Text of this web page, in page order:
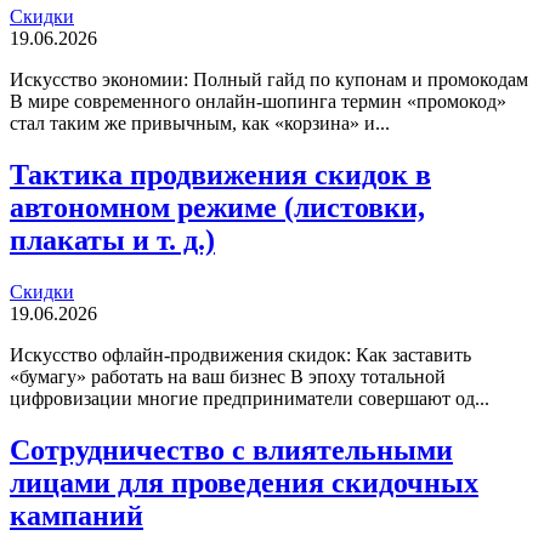
Скидки
19.06.2026
Искусство экономии: Полный гайд по купонам и промокодам
В мире современного онлайн-шопинга термин «промокод»
стал таким же привычным, как «корзина» и...
Тактика продвижения скидок в
автономном режиме (листовки,
плакаты и т. д.)
Скидки
19.06.2026
Искусство офлайн-продвижения скидок: Как заставить
«бумагу» работать на ваш бизнес В эпоху тотальной
цифровизации многие предприниматели совершают од...
Сотрудничество с влиятельными
лицами для проведения скидочных
кампаний